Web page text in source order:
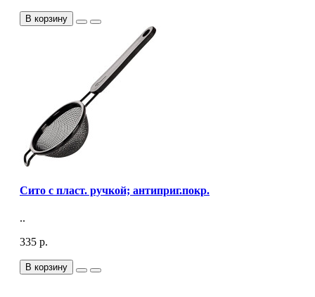
В корзину
Сито с пласт. ручкой; антиприг.покр.
..
335 р.
В корзину